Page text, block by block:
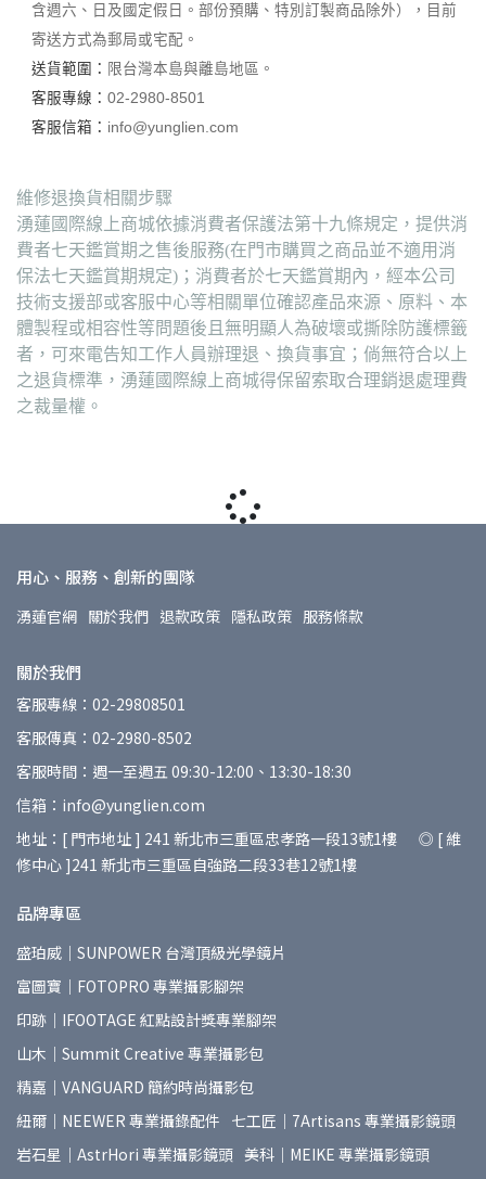
含週六、日及國定假日。部份預購、特別訂製商品除外），目前
寄送方式為郵局或宅配。
送貨範圍： 限台灣本島與離島地區。
客服專線： 02-2980-8501
客服信箱： info@yunglien.com
維修退換貨相關步驟
湧蓮國際線上商城依據消費者保護法第十九條規定，提供消
費者七天鑑賞期之售後服務(在門市購買之商品並不適用消
保法七天鑑賞期規定)；消費者於七天鑑賞期內，經本公司
技術支援部或客服中心等相關單位確認產品來源、原料、本
體製程或相容性等問題後且無明顯人為破壞或撕除防護標籤
者，可來電告知工作人員辦理退、換貨事宜；倘無符合以上
之退貨標準，湧蓮國際線上商城得保留索取合理銷退處理費
之裁量權。
用心、服務、創新的團隊
湧蓮官網 關於我們 退款政策 隱私政策 服務條款
關於我們
客服專線：02-29808501
客服傳真：02-2980-8502
客服時間：週一至週五 09:30-12:00、13:30-18:30
信箱：info@yunglien.com
地址：[ 門市地址 ] 241 新北市三重區忠孝路一段13號1樓 ◎ [ 維
修中心 ]241 新北市三重區自強路二段33巷12號1樓
品牌專區
盛珀威｜SUNPOWER 台灣頂級光學鏡片
富圖寶｜FOTOPRO 專業攝影腳架
印跡｜IFOOTAGE 紅點設計獎專業腳架
山木｜Summit Creative 專業攝影包
精嘉｜VANGUARD 簡約時尚攝影包
紐爾｜NEEWER 專業攝錄配件 七工匠｜7Artisans 專業攝影鏡頭
岩石星｜AstrHori 專業攝影鏡頭 美科｜MEIKE 專業攝影鏡頭